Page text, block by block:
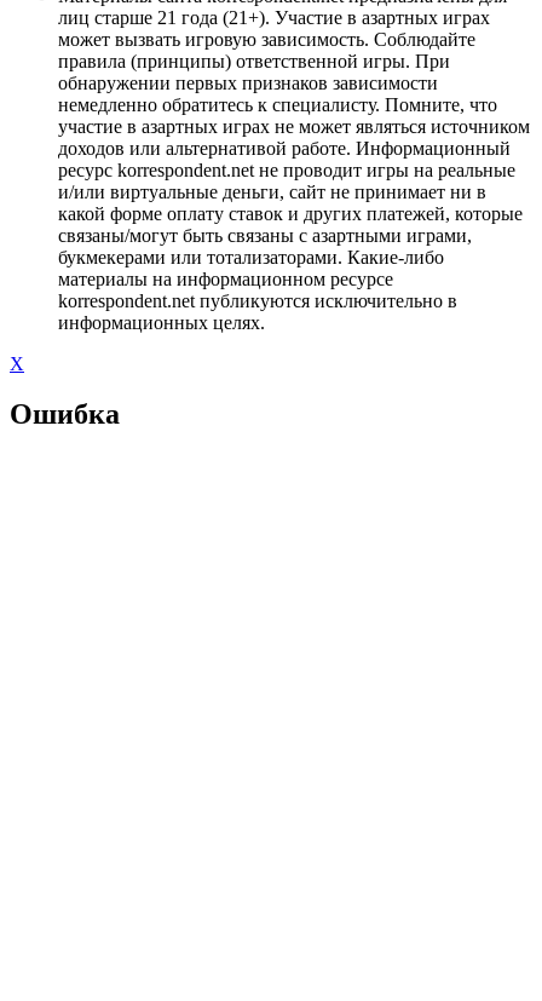
лиц старше 21 года (21+). Участие в азартных играх
может вызвать игровую зависимость. Соблюдайте
правила (принципы) ответственной игры. При
обнаружении первых признаков зависимости
немедленно обратитесь к специалисту. Помните, что
участие в азартных играх не может являться источником
доходов или альтернативой работе. Информационный
ресурс korrespondent.net не проводит игры на реальные
и/или виртуальные деньги, сайт не принимает ни в
какой форме оплату ставок и других платежей, которые
связаны/могут быть связаны с азартными играми,
букмекерами или тотализаторами. Какие-либо
материалы на информационном ресурсе
korrespondent.net публикуются исключительно в
информационных целях.
X
Ошибка